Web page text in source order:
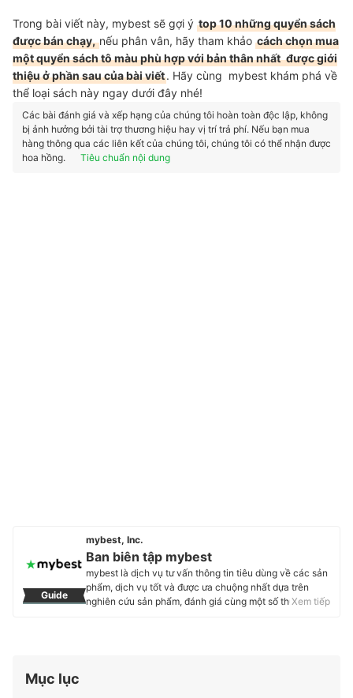
Trong bài viết này, mybest sẽ gợi ý top 10 những quyển sách
được bán chạy,nếu phân vân, hãy tham khảo cách chọn mua
một quyển sách tô màu phù hợp với bản thân nhất được giới
thiệu ở phần sau của bài viết. Hãy cùng mybest khám phá về
thể loại sách này ngay dưới đây nhé!
Các bài đánh giá và xếp hạng của chúng tôi hoàn toàn độc lập, không
bị ảnh hưởng bởi tài trợ thương hiệu hay vị trí trả phí. Nếu bạn mua
hàng thông qua các liên kết của chúng tôi, chúng tôi có thể nhận được
hoa hồng.
Tiêu chuẩn nội dung
Guide
mybest, Inc.
Ban biên tập mybest
mybest là dịch vụ tư vấn thông tin tiêu dùng về các sản
phẩm, dịch vụ tốt và được ưa chuộng nhất dựa trên
nghiên cứu sản phẩm, đánh giá cùng một số thựcXem tiếp
Mục lục